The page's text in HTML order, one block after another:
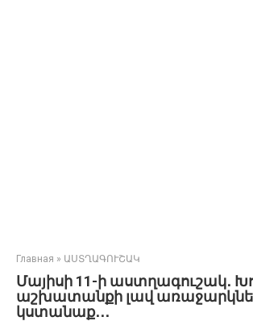
Главная » ԱՍՏՂԱԳՈՒՇԱԿ
Մայիսի 11-ի աստղագուշակ․
աշխատանքի լավ
կստանաք․․․